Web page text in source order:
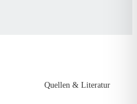
Quellen & Literatur